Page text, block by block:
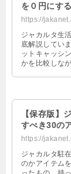
を０円にす
https://
ジャカルタ生
底解説してい
ットキャッシ
かを比較しな
【保存版】
すべき30の
https://
ジャカルタ駐
のかアイテム